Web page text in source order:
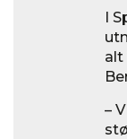
I
alt
–